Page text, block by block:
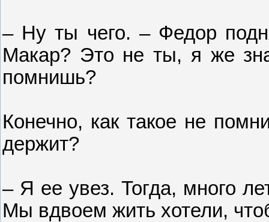
– Ну ты чего. – Федор
Макар? Это не ты, я же
помнишь?
Конечно, как такое не
держит?
– Я ее увез. Тогда, много
Мы вдвоем жить хотели,